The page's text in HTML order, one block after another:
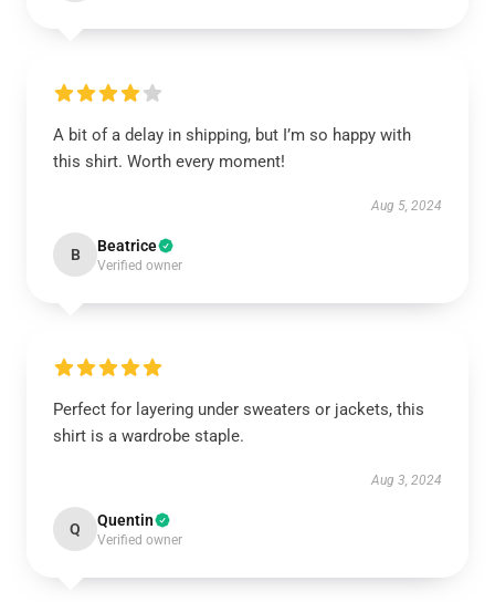
A bit of a delay in shipping, but I’m so happy with
this shirt. Worth every moment!
Aug 5, 2024
B Beatrice
Verified owner
Perfect for layering under sweaters or jackets, this
shirt is a wardrobe staple.
Aug 3, 2024
Q Quentin
Verified owner